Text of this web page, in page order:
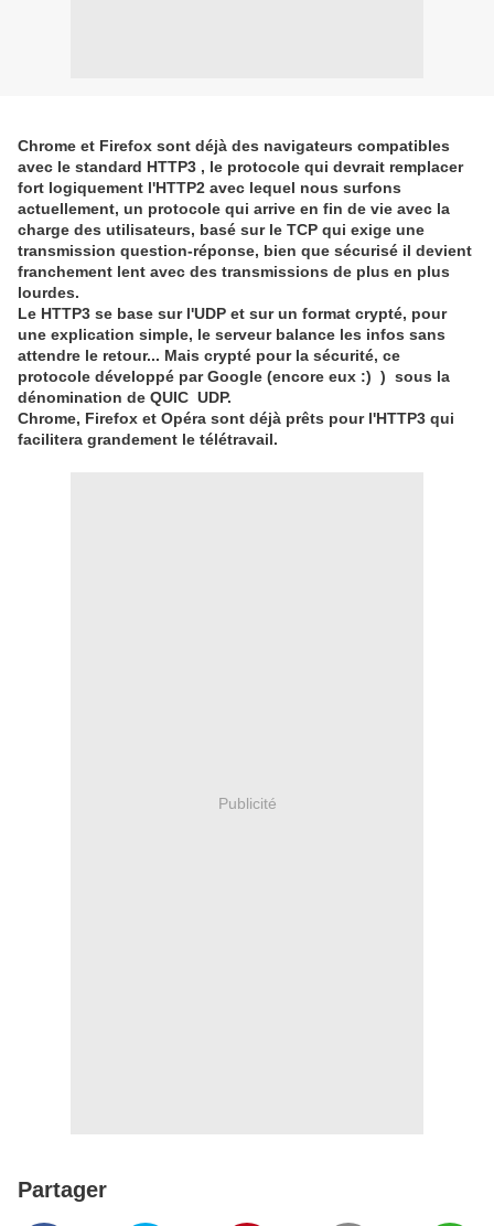
Chrome et Firefox sont déjà des navigateurs compatibles
avec le standard HTTP3 , le protocole qui devrait remplacer
fort logiquement l'HTTP2 avec lequel nous surfons
actuellement, un protocole qui arrive en fin de vie avec la
charge des utilisateurs, basé sur le TCP qui exige une
transmission question-réponse, bien que sécurisé il devient
franchement lent avec des transmissions de plus en plus
lourdes.
Le HTTP3 se base sur l'UDP et sur un format crypté, pour
une explication simple, le serveur balance les infos sans
attendre le retour... Mais crypté pour la sécurité, ce
protocole développé par Google (encore eux :) ) sous la
dénomination de QUIC UDP.
Chrome, Firefox et Opéra sont déjà prêts pour l'HTTP3 qui
facilitera grandement le télétravail.
Publicité
Partager